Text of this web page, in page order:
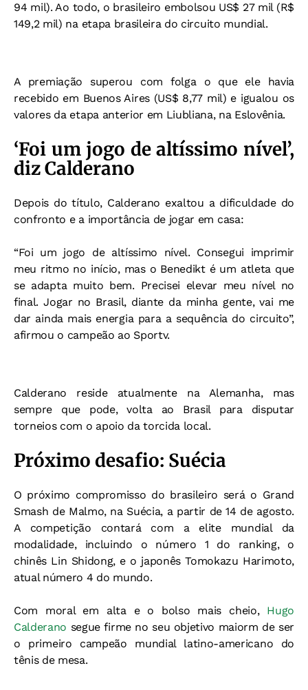
94 mil). Ao todo, o brasileiro embolsou US$ 27 mil (R$
149,2 mil) na etapa brasileira do circuito mundial.
A premiação superou com folga o que ele havia
recebido em Buenos Aires (US$ 8,77 mil) e igualou os
valores da etapa anterior em Liubliana, na Eslovênia.
‘Foi um jogo de altíssimo nível’,
diz Calderano
Depois do título, Calderano exaltou a dificuldade do
confronto e a importância de jogar em casa:
“Foi um jogo de altíssimo nível. Consegui imprimir
meu ritmo no início, mas o Benedikt é um atleta que
se adapta muito bem. Precisei elevar meu nível no
final. Jogar no Brasil, diante da minha gente, vai me
dar ainda mais energia para a sequência do circuito”,
afirmou o campeão ao Sportv.
Calderano reside atualmente na Alemanha, mas
sempre que pode, volta ao Brasil para disputar
torneios com o apoio da torcida local.
Próximo desafio: Suécia
O próximo compromisso do brasileiro será o Grand
Smash de Malmo, na Suécia, a partir de 14 de agosto.
A competição contará com a elite mundial da
modalidade, incluindo o número 1 do ranking, o
chinês Lin Shidong, e o japonês Tomokazu Harimoto,
atual número 4 do mundo.
Com moral em alta e o bolso mais cheio, Hugo
Calderano segue firme no seu objetivo maiorm de ser
o primeiro campeão mundial latino-americano do
tênis de mesa.